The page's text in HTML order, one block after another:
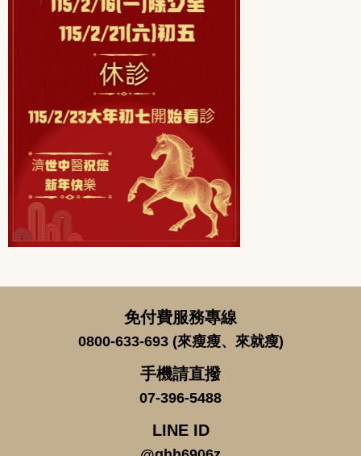
免付費服務專線
0800-633-693 (來瘦瘦、來就瘦)
手機請直撥
07-396-5488
LINE ID